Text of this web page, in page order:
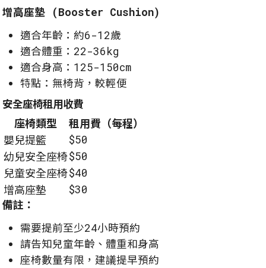
增高座墊 (Booster Cushion)
適合年齡：約6-12歲
適合體重：22-36kg
適合身高：125-150cm
特點：無椅背，較輕便
安全座椅租用收費
座椅類型
租用費（每程）
嬰兒提籃
$50
幼兒安全座椅$50
兒童安全座椅$40
增高座墊
$30
備註：
需要提前至少24小時預約
請告知兒童年齡、體重和身高
座椅數量有限，建議提早預約